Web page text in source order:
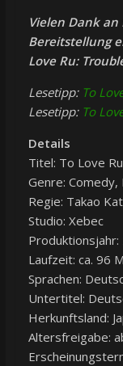
Vielen Dank
Bereitstellung
Love Ru:
Lesetipp: To
Lesetipp: To
Details
Titel: To Love
Genre: Comedy,
Regie: Takao
Studio: Xebec
Produktionsjahr:
Laufzeit: ca. 96
Sprachen:
Untertitel:
Herkunftsland:
Altersfreigabe: